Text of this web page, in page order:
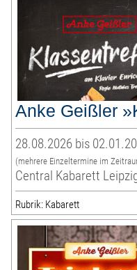
Anke Geißler
28.08.2026 bis
(mehrere Einzeltermine im
Central Kabarett
Rubrik: Kabarett